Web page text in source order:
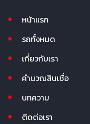
หน้าแรก
รถทั้งหมด
เกี่ยวกับเรา
คำนวณสินเชื่อ
บทความ
ติดต่อเรา